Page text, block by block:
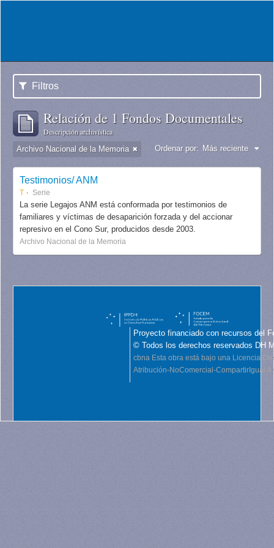
Filtros
Relación de 1 Fondos Documentales
Descripción archivística
Archivo Nacional de la Memoria Ordenar por: Más reciente
Testimonios/ ANM
T Serie
La serie Legajos ANM está conformada por testimonios de
familiares y víctimas de desaparición forzada y del accionar
represivo en el Cono Sur, producidos desde 2003.
Archivo Nacional de la Memoria
Proyecto financiado con recursos del
© Todos los derechos reservados DH
cbna Esta obra está bajo una Licencia
Atribución-NoComercial-CompartirIgual